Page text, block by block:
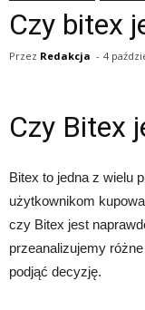
Czy bitex
Przez Redakcja - 4
Czy Bitex
Bitex to jedna z wielu
użytkownikom
czy Bitex jest
przeanalizujemy
podjąć decyzję.